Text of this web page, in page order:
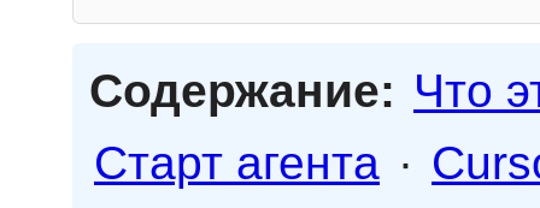
Содержание: Что
Старт агента ·